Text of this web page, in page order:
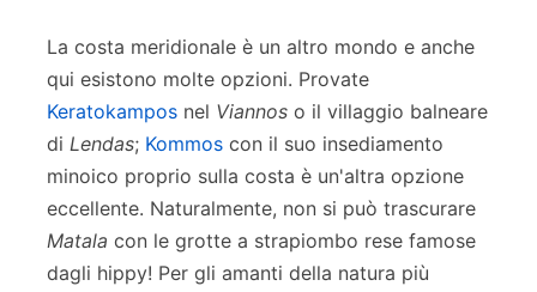
La costa meridionale è un altro mondo e anche
qui esistono molte opzioni. Provate
Keratokampos nel Viannos o il villaggio balneare
di Lendas; Kommos con il suo insediamento
minoico proprio sulla costa è un'altra opzione
eccellente. Naturalmente, non si può trascurare
Matala con le grotte a strapiombo rese famose
dagli hippy! Per gli amanti della natura più